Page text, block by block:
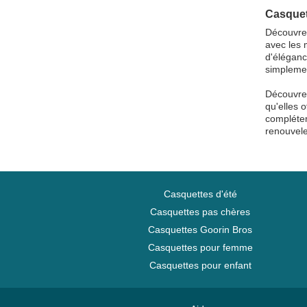
avec les
qu'elles
Casquettes d'été
Casquettes pas chères
Casquettes Goorin Bros
Casquettes pour femme
Casquettes pour enfant